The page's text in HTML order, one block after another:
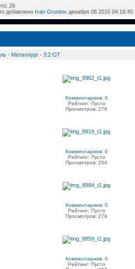
26
добавлено Ivan Gruntov декабря 08 2015 04:16:40
- Металлург - 3:2 ОТ
Комментариев: 0
Рейтинг: Пусто
Просмотров: 276
Комментариев: 0
Рейтинг: Пусто
Просмотров: 254
Комментариев: 0
Рейтинг: Пусто
Просмотров: 279
Комментариев: 0
Рейтинг: Пусто